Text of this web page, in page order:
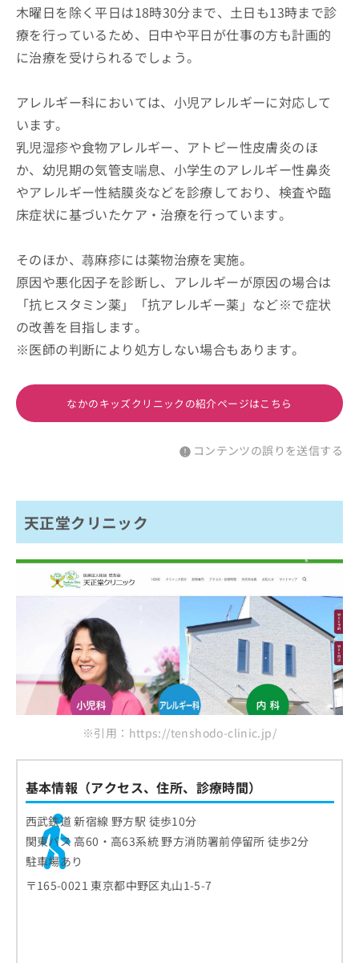
木曜日を除く平日は18時30分まで、土日も13時まで診
療を行っているため、日中や平日が仕事の方も計画的
に治療を受けられるでしょう。
アレルギー科においては、小児アレルギーに対応して
います。
乳児湿疹や食物アレルギー、アトピー性皮膚炎のほ
か、幼児期の気管支喘息、小学生のアレルギー性鼻炎
やアレルギー性結膜炎などを診療しており、検査や臨
床症状に基づいたケア・治療を行っています。
そのほか、蕁麻疹には薬物治療を実施。
原因や悪化因子を診断し、アレルギーが原因の場合は
「抗ヒスタミン薬」「抗アレルギー薬」など※で症状
の改善を目指します。
※医師の判断により処方しない場合もあります。
なかのキッズクリニックの紹介ページはこちら
コンテンツの誤りを送信する
天正堂クリニック
※引用：https://tenshodo-clinic.jp/
基本情報（アクセス、住所、診療時間）
西武鉄道 新宿線 野方駅 徒歩10分
関東バス 高60・高63系統 野方消防署前停留所 徒歩2分
駐車場あり
〒165-0021 東京都中野区丸山1-5-7